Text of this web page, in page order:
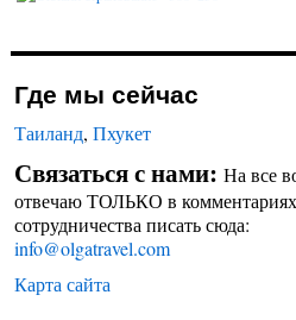
Где мы сейчас
Таиланд, Пхукет
Связаться с нами: На все
отвечаю ТОЛЬКО в
сотрудничества писать сюда:
info@olgatravel.com
Карта сайта